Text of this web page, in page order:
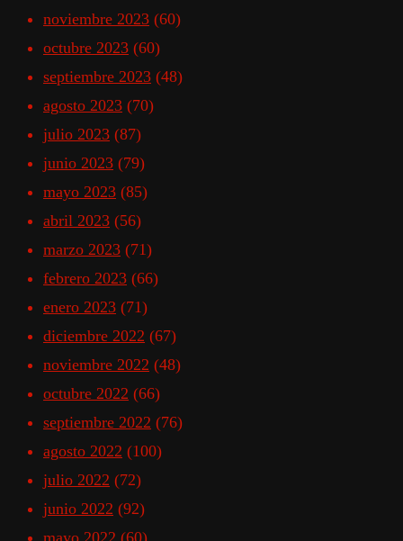
noviembre 2023 (60)
octubre 2023 (60)
septiembre 2023 (48)
agosto 2023 (70)
julio 2023 (87)
junio 2023 (79)
mayo 2023 (85)
abril 2023 (56)
marzo 2023 (71)
febrero 2023 (66)
enero 2023 (71)
diciembre 2022 (67)
noviembre 2022 (48)
octubre 2022 (66)
septiembre 2022 (76)
agosto 2022 (100)
julio 2022 (72)
junio 2022 (92)
mayo 2022 (60)